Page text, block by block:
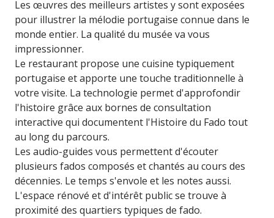
Les œuvres des meilleurs artistes y sont exposées
pour illustrer la mélodie portugaise connue dans le
monde entier. La qualité du musée va vous
impressionner.
Le restaurant propose une cuisine typiquement
portugaise et apporte une touche traditionnelle à
votre visite. La technologie permet d'approfondir
l'histoire grâce aux bornes de consultation
interactive qui documentent l'Histoire du Fado tout
au long du parcours.
Les audio-guides vous permettent d'écouter
plusieurs fados composés et chantés au cours des
décennies. Le temps s'envole et les notes aussi.
L'espace rénové et d'intérêt public se trouve à
proximité des quartiers typiques de fado.